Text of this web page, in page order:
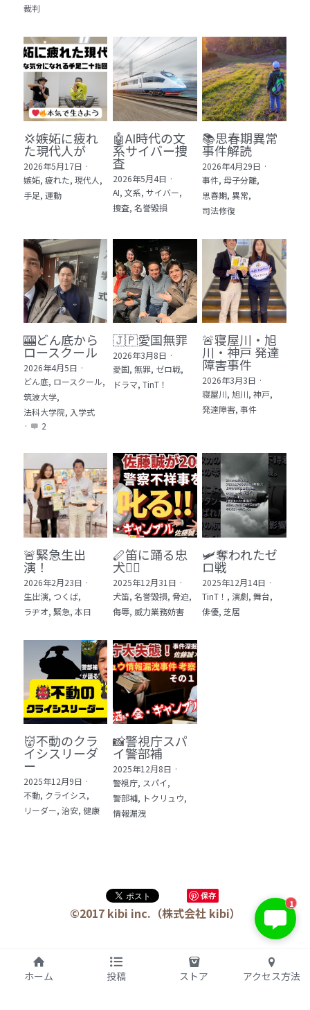
裁判
💢嫉妬に疲れ
た現代人が
2026年5月17日 ·
嫉妬, 疲れた, 現代人,
手足, 運動
🤖AI時代の文
系サイバー捜
査
2026年5月4日 ·
AI, 文系, サイバー,
捜査, 名誉毀損
📚思春期異常
事件解読
2026年4月29日 ·
事件, 母子分離,
思春期, 異常,
司法修復
🎰どん底から
ロースクール
2026年4月5日 ·
どん底, ロースクール,
筑波大学,
法科大学院, 入学式
·
2
🇯🇵愛国無罪
2026年3月8日 ·
愛国, 無罪, ゼロ戦,
ドラマ, TinT！
🚨寝屋川・旭
川・神戸 発達
障害事件
2026年3月3日 ·
寝屋川, 旭川, 神戸,
発達障害, 事件
🚨緊急生出
演！
2026年2月23日 ·
生出演, つくば,
ラヂオ, 緊急, 本日
🪈笛に踊る忠
犬🐕‍🦺
2025年12月31日 ·
犬笛, 名誉毀損, 脅迫,
侮辱, 威力業務妨害
🛩️奪われたゼ
ロ戦
2025年12月14日 ·
TinT！, 演劇, 舞台,
俳優, 芝居
👹不動のクラ
イシスリーダ
ー
2025年12月9日 ·
不動, クライシス,
リーダー, 治安, 健康
📸警視庁スパ
イ警部補
2025年12月8日 ·
警視庁, スパイ,
警部補, トクリュウ,
情報漏洩
保存
©2017 kibi inc.（株式会社 kibi）
ホーム 投稿 ストア アクセス方法
1